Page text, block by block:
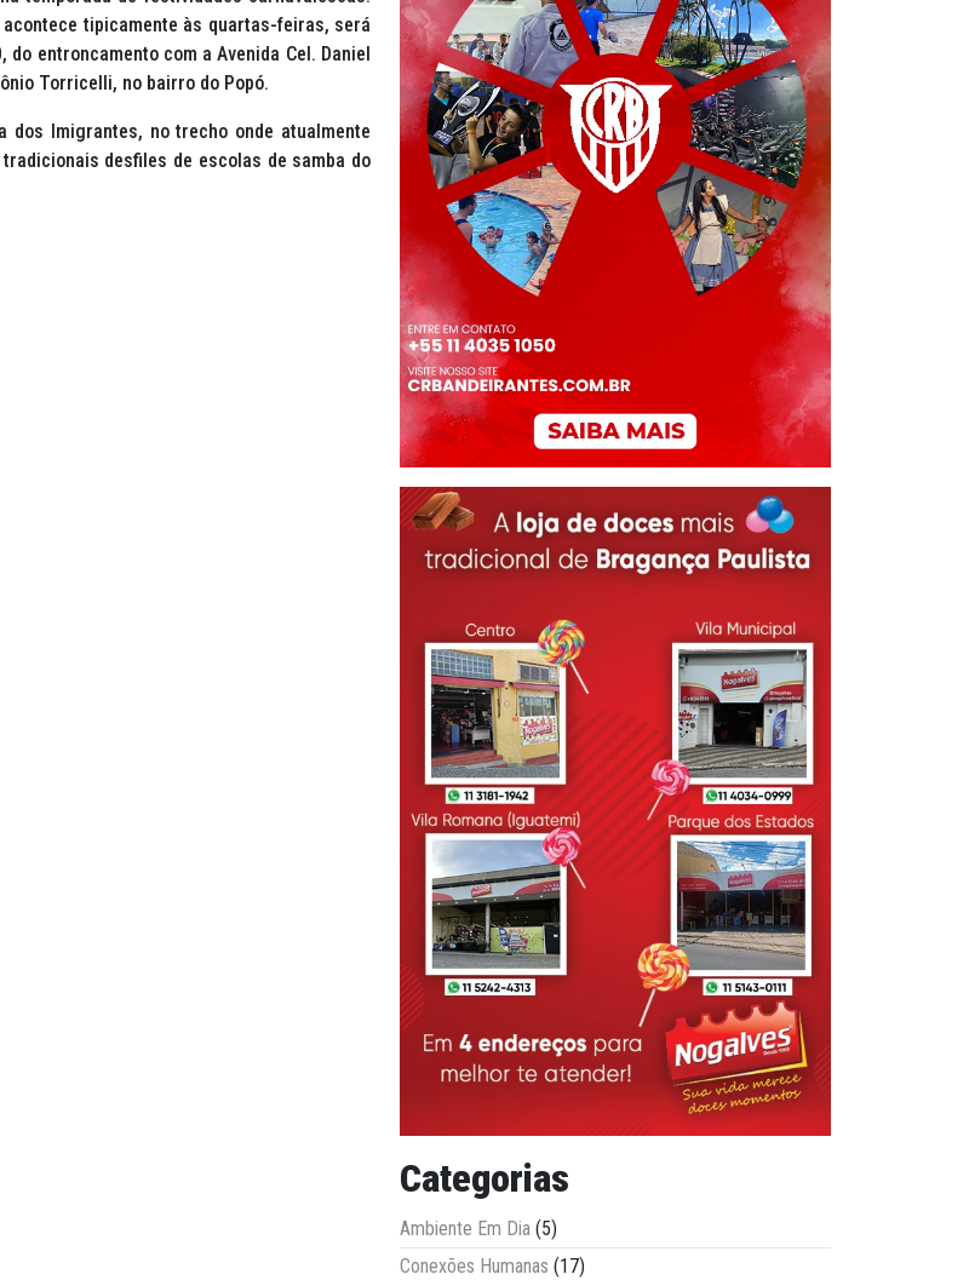
tipicamente às quartas-feiras, será
do entroncamento com a Avenida Cel. Daniel
Torricelli, no bairro do Popó.
dos Imigrantes, no trecho onde atualmente
desfiles de escolas de samba do
Categorias
Ambiente Em Dia (5)
Conexões Humanas (17)